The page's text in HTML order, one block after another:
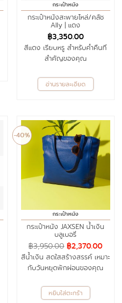
กระเป๋าหนัง
กระเป๋าหนังสะพายไหล่/คลัช
Ally | แดง
฿3,350.00
สีแดง เรียบหรู สำหรับค่ำคืนที่
สำคัญของคุณ
อ่านรายละเอียด
-40%
กระเป๋าหนัง
กระเป๋าหนัง JAXSEN น้ำเงิน
บลูเบอรี่
฿3,950.00 ฿2,370.00
สีน้ำเงิน สดใสสร้างสรรค์ เหมาะ
กับวันหยุดพักผ่อนของคุณ
หยิบใส่ตะกร้า